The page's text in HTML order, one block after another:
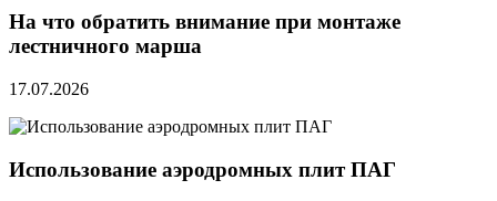
На что обратить внимание при монтаже
лестничного марша
17.07.2026
Использование аэродромных плит ПАГ